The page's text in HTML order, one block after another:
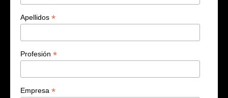
Apellidos *
Profesión *
Empresa *